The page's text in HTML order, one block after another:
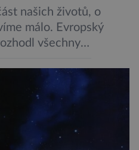
našich životů, o
málo. Evropský
všechny
To je ta špatná
že celosvětová
zamoření je na
neokupují jenom